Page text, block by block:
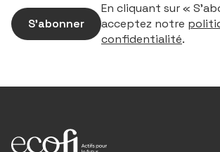
S’abonner
En cliquant sur «
acceptez notre
confidentialité.